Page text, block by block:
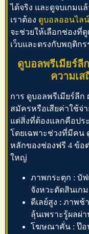
ได้จริง และดูจบเกมแ
เราต้อง ดูบอลออนไล
จะช่วยให้เลือกช่องที่
เว็บและตรงกับพฤติก
ดูบอลพรีเมียร์ลี
ความเส
การ ดูบอลพรีเมียร์ลีก
สมัครหรือเสียค่าใช้จ่
แต่สิ่งที่ต้องแลกคือปร
โดยเฉพาะช่วงที่มีคน
หลักของช่องฟรี 4 ข้อ
ใหญ่
ภาพกระตุก : บั
จังหวะตัดสินเกม
ดีเลย์สูง : ภาพช้
ลุ้นเพราะรู้ผลผ่
โฆษณาคั่น : ป๊อ